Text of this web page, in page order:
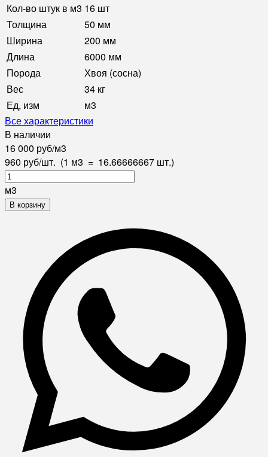
Кол-во штук в м3 16 шт
Толщина
50 мм
Ширина
200 мм
Длина
6000 мм
Порода
Хвоя (сосна)
Вес
34 кг
Ед, изм
м3
Все характеристики
В наличии
16 000 руб/м3
960 руб/шт. (1 м3 = 16.66666667 шт.)
м3
В корзину